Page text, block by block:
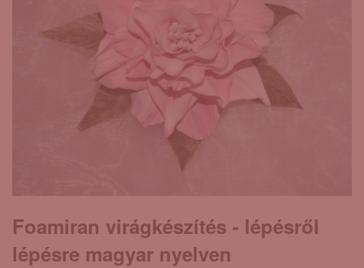
Foamiran virágkészítés - lépésről
lépésre magyar nyelven